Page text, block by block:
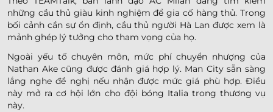
những cầu thủ giàu kinh nghiệm để gia cố hàng thủ. Trong
bối cảnh cần sự ổn định, cầu thủ người Hà Lan được xem là
mảnh ghép lý tưởng cho tham vọng của họ.
Ngoài yếu tố chuyên môn, mức phí chuyển nhượng của
Nathan Ake cũng được đánh giá hợp lý. Man City sẵn sàng
lắng nghe đề nghị nếu nhận được mức giá phù hợp. Điều
này mở ra cơ hội lớn cho đội bóng Italia trong thương vụ
này.